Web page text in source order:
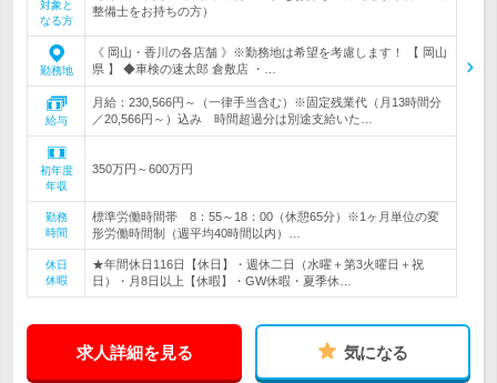
対象と
なる方
整備士をお持ちの方）
勤務地
《 岡山・香川の各店舗 》※勤務地は希望を考慮します！ 【 岡山
県 】 ◆車検の速太郎 倉敷店 ・…
給与
月給：230,566円～（一律手当含む）※固定残業代（月13時間分
／20,566円～）込み 時間超過分は別途支給いた…
初年度
年収
350万円～600万円
勤務
時間
標準労働時間帯 8：55～18：00（休憩65分）※1ヶ月単位の変
形労働時間制（週平均40時間以内）…
休日
休暇
★年間休日116日【休日】・週休二日（水曜＋第3火曜日＋祝
日）・月8日以上【休暇】・GW休暇・夏季休…
求人詳細を見る 気になる